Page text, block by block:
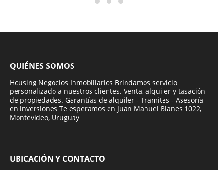
QUIÉNES SOMOS
Housing Negocios Inmobiliarios Brindamos servicio
personalizado a nuestros clientes. Venta, alquiler y tasación
de propiedades. Garantías de alquiler - Tramites - Asesoría
en inversiones Te esperamos en Juan Manuel Blanes 1022,
Montevideo, Uruguay
UBICACIÓN Y CONTACTO